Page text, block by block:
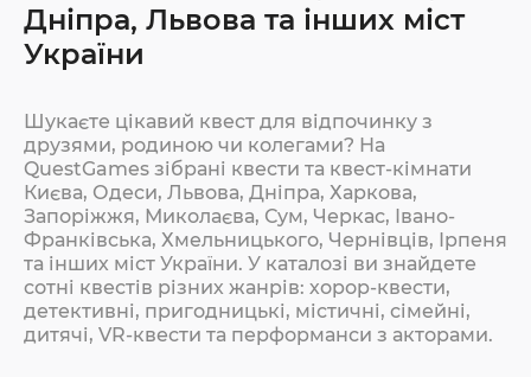
Дніпра, Львова та інших міст
України
Шукаєте цікавий квест для відпочинку з
друзями, родиною чи колегами? На
QuestGames зібрані квести та квест-кімнати
Києва, Одеси, Львова, Дніпра, Харкова,
Запоріжжя, Миколаєва, Сум, Черкас, Івано-
Франківська, Хмельницького, Чернівців, Ірпеня
та інших міст України. У каталозі ви знайдете
сотні квестів різних жанрів: хорор-квести,
детективні, пригодницькі, містичні, сімейні,
дитячі, VR-квести та перформанси з акторами.